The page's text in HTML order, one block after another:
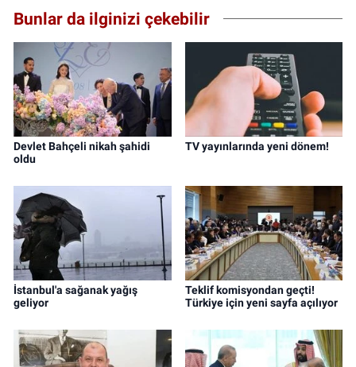
Bunlar da ilginizi çekebilir
Devlet Bahçeli nikah şahidi
oldu
TV yayınlarında yeni dönem!
İstanbul'a sağanak yağış
geliyor
Teklif komisyondan geçti!
Türkiye için yeni sayfa açılıyor